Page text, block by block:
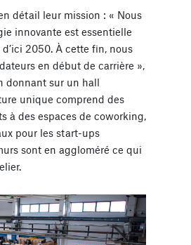
détail leur mission : « Nous
innovante est essentielle
2050. À cette fin, nous
en début de carrière »,
donnant sur un hall
unique comprend des
à des espaces de coworking,
pour les start-ups
sont en aggloméré ce qui